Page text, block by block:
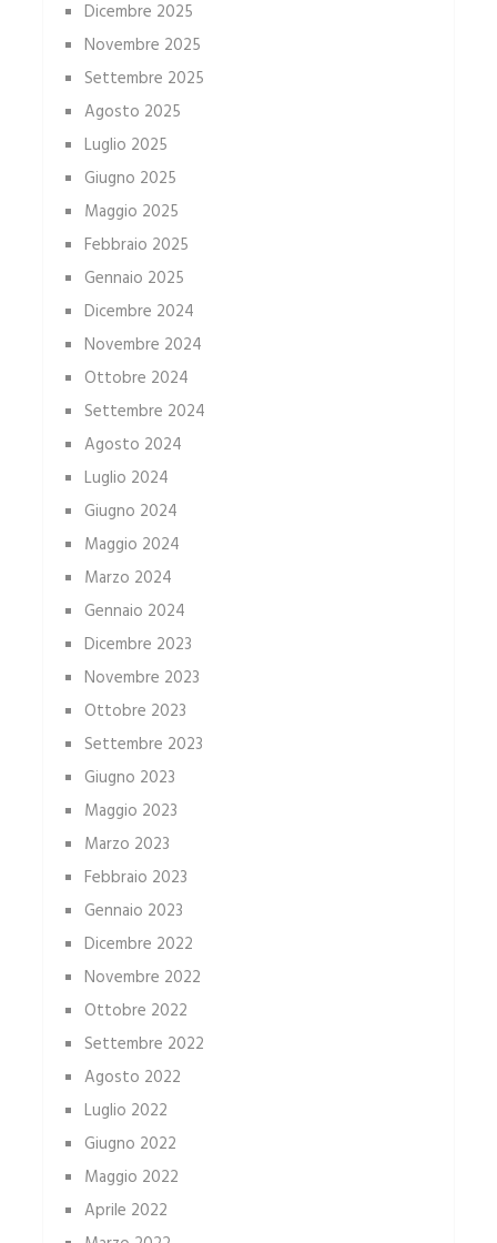
Dicembre 2025
Novembre 2025
Settembre 2025
Agosto 2025
Luglio 2025
Giugno 2025
Maggio 2025
Febbraio 2025
Gennaio 2025
Dicembre 2024
Novembre 2024
Ottobre 2024
Settembre 2024
Agosto 2024
Luglio 2024
Giugno 2024
Maggio 2024
Marzo 2024
Gennaio 2024
Dicembre 2023
Novembre 2023
Ottobre 2023
Settembre 2023
Giugno 2023
Maggio 2023
Marzo 2023
Febbraio 2023
Gennaio 2023
Dicembre 2022
Novembre 2022
Ottobre 2022
Settembre 2022
Agosto 2022
Luglio 2022
Giugno 2022
Maggio 2022
Aprile 2022